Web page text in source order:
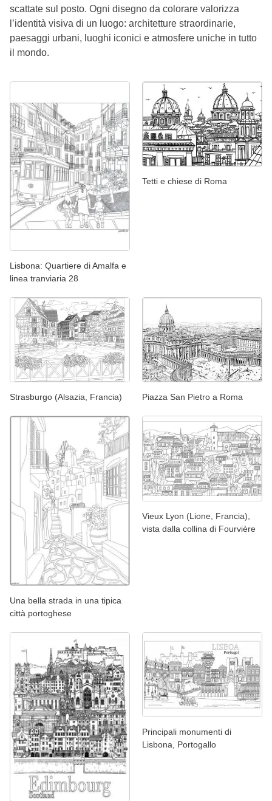
scattate sul posto. Ogni disegno da colorare valorizza
l’identità visiva di un luogo: architetture straordinarie,
paesaggi urbani, luoghi iconici e atmosfere uniche in tutto
il mondo.
Lisbona: Quartiere di Amalfa e
linea tranviaria 28
Tetti e chiese di Roma
Strasburgo (Alsazia, Francia) Piazza San Pietro a Roma
Una bella strada in una tipica
città portoghese
Vieux Lyon (Lione, Francia),
vista dalla collina di Fourvière
Principali monumenti di
Lisbona, Portogallo